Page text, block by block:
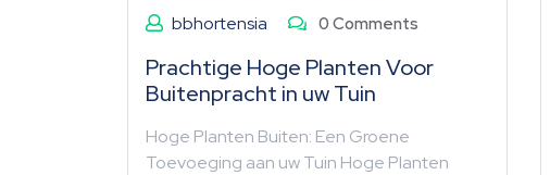
bbhortensia 0 Comments
Prachtige Hoge Planten Voor
Buitenpracht in uw Tuin
Hoge Planten Buiten: Een Groene
Toevoeging aan uw Tuin Hoge Planten